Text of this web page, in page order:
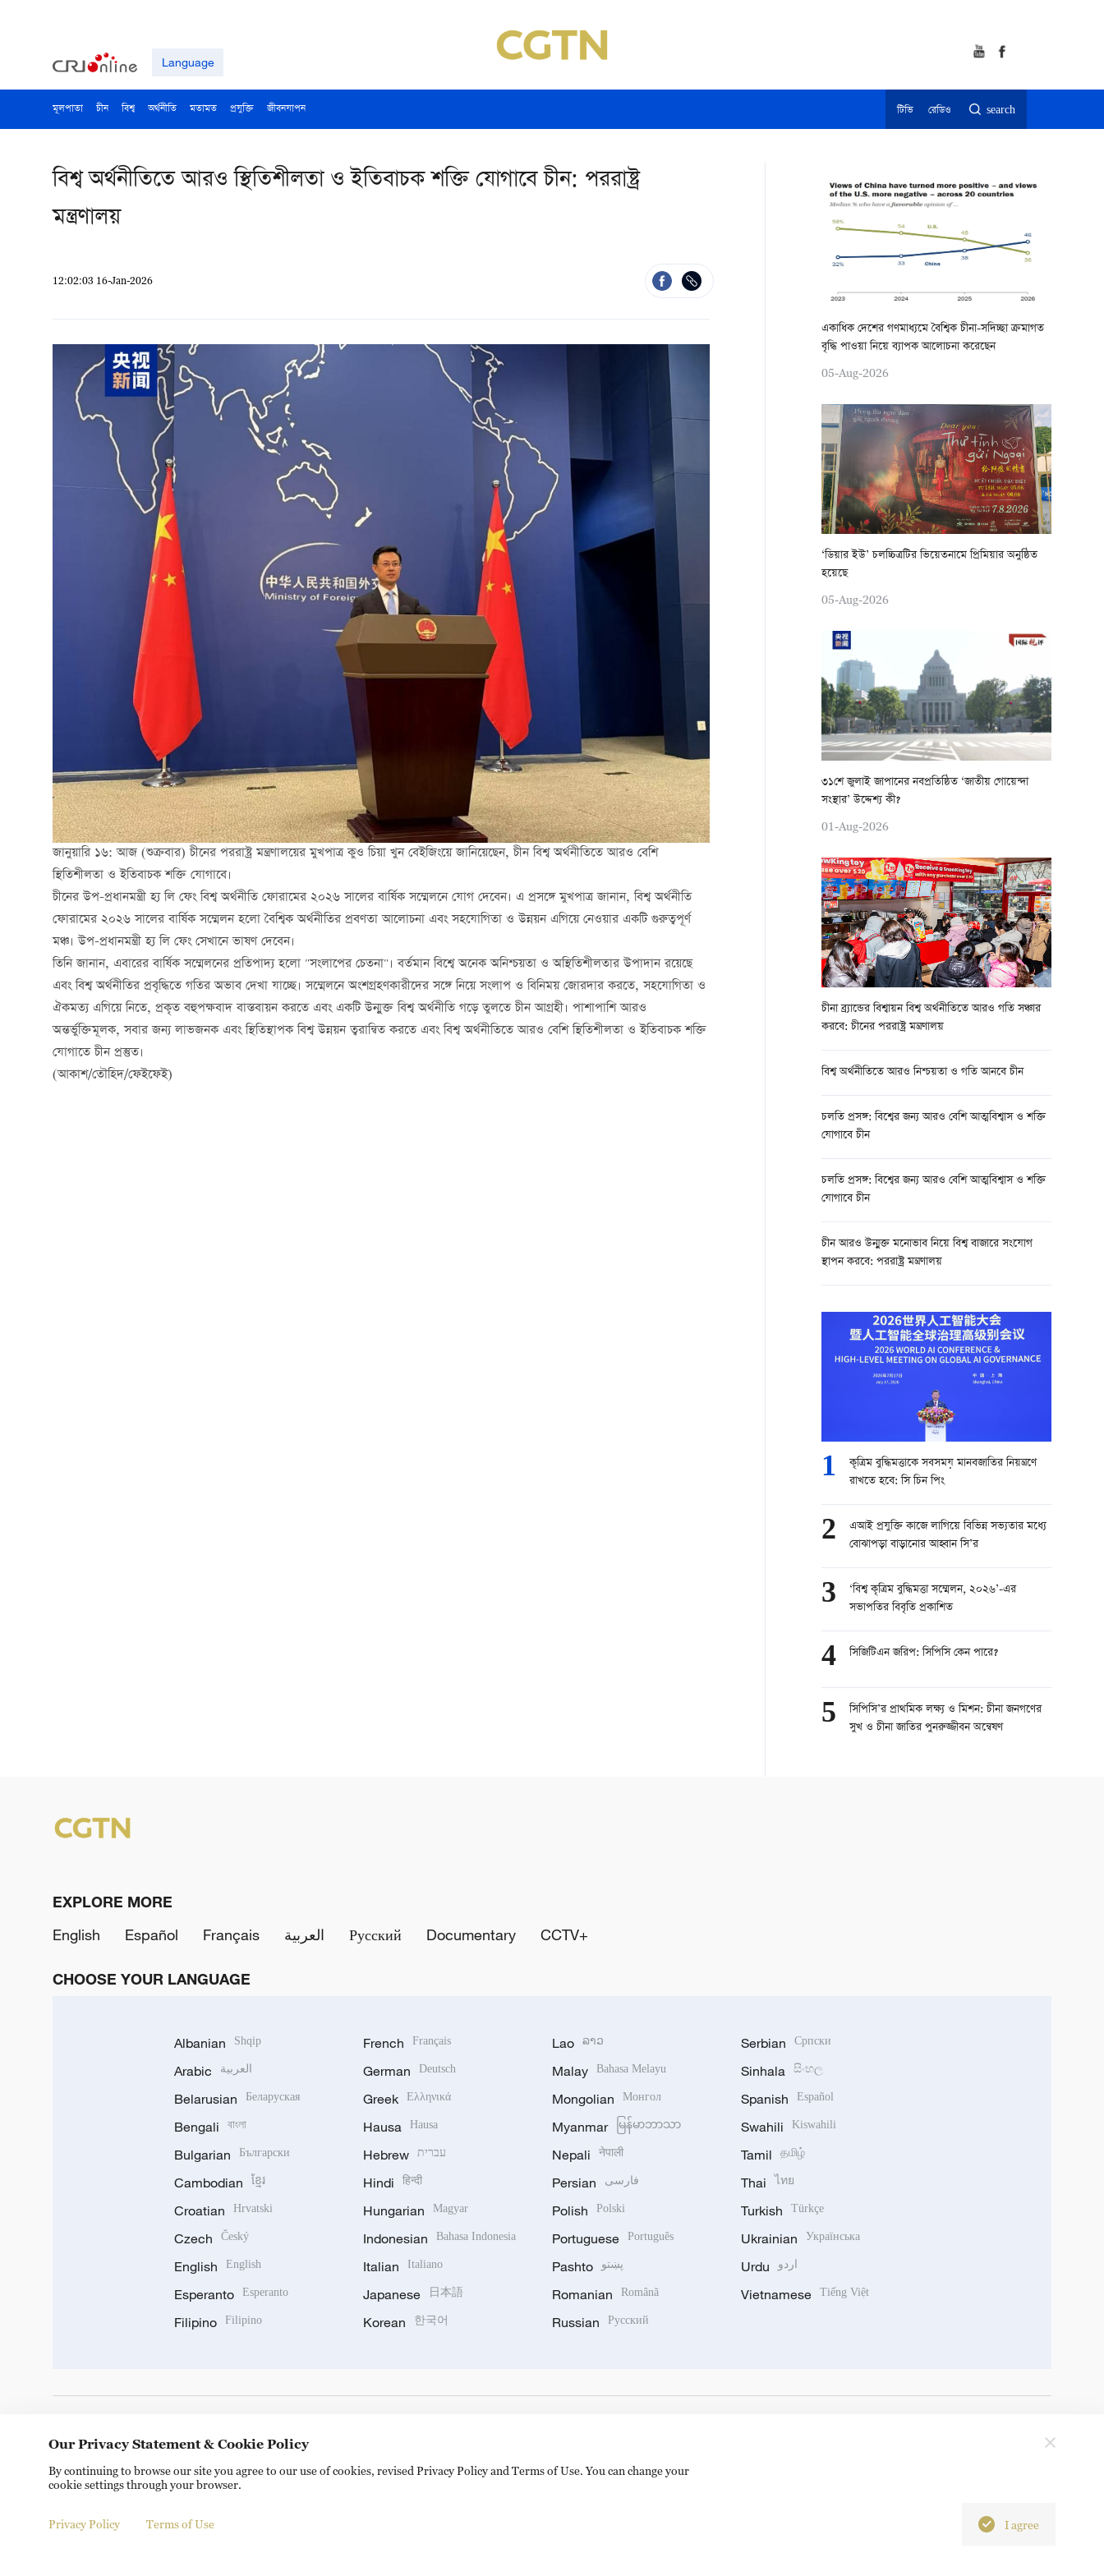
Language
মূলপাতা চীন বিশ্ব অর্থনীতি মতামত প্রযুক্তি জীবনযাপন টিভি রেডিও search
বিশ্ব অর্থনীতিতে আরও স্থিতিশীলতা ও ইতিবাচক শক্তি যোগাবে চীন: পররাষ্ট্র
মন্ত্রণালয়
12:02:03 16-Jan-2026
জানুয়ারি ১৬: আজ (শুক্রবার) চীনের পররাষ্ট্র মন্ত্রণালয়ের মুখপাত্র কুও চিয়া খুন বেইজিংয়ে জানিয়েছেন, চীন বিশ্ব অর্থনীতিতে আরও বেশি
স্থিতিশীলতা ও ইতিবাচক শক্তি যোগাবে।
চীনের উপ-প্রধানমন্ত্রী হ্য লি ফেং বিশ্ব অর্থনীতি ফোরামের ২০২৬ সালের বার্ষিক সম্মেলনে যোগ দেবেন। এ প্রসঙ্গে মুখপাত্র জানান, বিশ্ব অর্থনীতি
ফোরামের ২০২৬ সালের বার্ষিক সম্মেলন হলো বৈশ্বিক অর্থনীতির প্রবণতা আলোচনা এবং সহযোগিতা ও উন্নয়ন এগিয়ে নেওয়ার একটি গুরুত্বপূর্ণ
মঞ্চ। উপ-প্রধানমন্ত্রী হ্য লি ফেং সেখানে ভাষণ দেবেন।
তিনি জানান, এবারের বার্ষিক সম্মেলনের প্রতিপাদ্য হলো "সংলাপের চেতনা"। বর্তমান বিশ্বে অনেক অনিশ্চয়তা ও অস্থিতিশীলতার উপাদান রয়েছে
এবং বিশ্ব অর্থনীতির প্রবৃদ্ধিতে গতির অভাব দেখা যাচ্ছে। সম্মেলনে অংশগ্রহণকারীদের সঙ্গে নিয়ে সংলাপ ও বিনিময় জোরদার করতে, সহযোগিতা ও
ঐকমত্য এগিয়ে নিতে, প্রকৃত বহুপক্ষবাদ বাস্তবায়ন করতে এবং একটি উন্মুক্ত বিশ্ব অর্থনীতি গড়ে তুলতে চীন আগ্রহী। পাশাপাশি আরও
অন্তর্ভুক্তিমূলক, সবার জন্য লাভজনক এবং স্থিতিস্থাপক বিশ্ব উন্নয়ন ত্বরান্বিত করতে এবং বিশ্ব অর্থনীতিতে আরও বেশি স্থিতিশীলতা ও ইতিবাচক শক্তি
যোগাতে চীন প্রস্তুত।
(আকাশ/তৌহিদ/ফেইফেই)
একাধিক দেশের গণমাধ্যমে বৈশ্বিক চীনা-সদিচ্ছা ক্রমাগত
বৃদ্ধি পাওয়া নিয়ে ব্যাপক আলোচনা করেছেন
05-Aug-2026
‘ডিয়ার ইউ’ চলচ্চিত্রটির ভিয়েতনামে প্রিমিয়ার অনুষ্ঠিত
হয়েছে
05-Aug-2026
৩১শে জুলাই জাপানের নবপ্রতিষ্ঠিত ‘জাতীয় গোয়েন্দা
সংস্থার’ উদ্দেশ্য কী?
01-Aug-2026
চীনা ব্র্যান্ডের বিশ্বায়ন বিশ্ব অর্থনীতিতে আরও গতি সঞ্চার
করবে: চীনের পররাষ্ট্র মন্ত্রণালয়
বিশ্ব অর্থনীতিতে আরও নিশ্চয়তা ও গতি আনবে চীন
চলতি প্রসঙ্গ: বিশ্বের জন্য আরও বেশি আত্মবিশ্বাস ও শক্তি
যোগাবে চীন
চলতি প্রসঙ্গ: বিশ্বের জন্য আরও বেশি আত্মবিশ্বাস ও শক্তি
যোগাবে চীন
চীন আরও উন্মুক্ত মনোভাব নিয়ে বিশ্ব বাজারে সংযোগ
স্থাপন করবে: পররাষ্ট্র মন্ত্রণালয়
1
কৃত্রিম বুদ্ধিমত্তাকে সবসময় মানবজাতির নিয়ন্ত্রণে
রাখতে হবে: সি চিন পিং
2
এআই প্রযুক্তি কাজে লাগিয়ে বিভিন্ন সভ্যতার মধ্যে
বোঝাপড়া বাড়ানোর আহ্বান সি’র
3
‘বিশ্ব কৃত্রিম বুদ্ধিমত্তা সম্মেলন, ২০২৬’-এর
সভাপতির বিবৃতি প্রকাশিত
4 সিজিটিএন জরিপ: সিপিসি কেন পারে?
5
সিপিসি’র প্রাথমিক লক্ষ্য ও মিশন: চীনা জনগণের
সুখ ও চীনা জাতির পুনরুজ্জীবন অন্বেষণ
EXPLORE MORE
English
Español Français العربية Русский Documentary CCTV+
CHOOSE YOUR LANGUAGE
Albanian Shqip
Arabic العربية
Belarusian Беларуская
Bengali বাংলা
Bulgarian Български
Cambodian ខ្មែរ
Croatian Hrvatski
Czech Český
English English
Esperanto Esperanto
Filipino Filipino
French Français
German Deutsch
Greek Ελληνικά
Hausa Hausa
Hebrew עברית
Hindi हिन्दी
Hungarian Magyar
Indonesian Bahasa Indonesia
Italian Italiano
Japanese 日本語
Korean 한국어
Lao ລາວ
Malay Bahasa Melayu
Mongolian Монгол
Myanmar မြန်မာဘာသာ
Nepali नेपाली
Persian فارسی
Polish Polski
Portuguese Português
Pashto پښتو
Romanian Română
Russian Русский
Serbian Српски
Sinhala සිංහල
Spanish Español
Swahili Kiswahili
Tamil தமிழ்
Thai ไทย
Turkish Türkçe
Ukrainian Українська
Urdu اردو
Vietnamese Tiếng Việt
© China Radio International.CRI. All Rights Reserved. 16A Shijingshan Road, Beijing, China. 100040
Our Privacy Statement & Cookie Policy
By continuing to browse our site you agree to our use of cookies, revised Privacy Policy and Terms of Use. You can change your
cookie settings through your browser.
Privacy Policy Terms of Use I agree